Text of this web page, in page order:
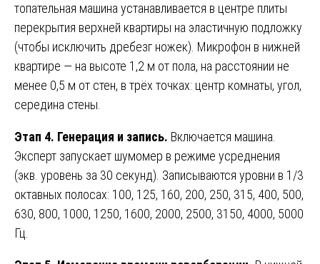
топательная машина устанавливается в центре плиты
перекрытия верхней квартиры на эластичную подложку
(чтобы исключить дребезг ножек). Микрофон в нижней
квартире — на высоте 1,2 м от пола, на расстоянии не
менее 0,5 м от стен, в трёх точках: центр комнаты, угол,
середина стены.
Этап 4. Генерация и запись. Включается машина.
Эксперт запускает шумомер в режиме усреднения
(экв. уровень за 30 секунд). Записываются уровни в 1/3
октавных полосах: 100, 125, 160, 200, 250, 315, 400, 500,
630, 800, 1000, 1250, 1600, 2000, 2500, 3150, 4000, 5000
Гц.